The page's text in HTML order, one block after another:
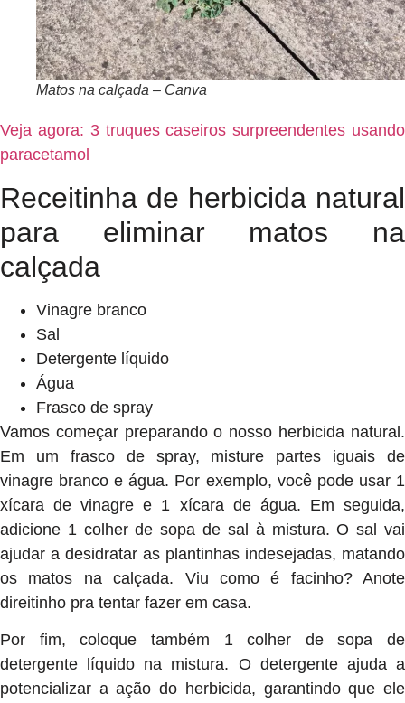
Matos na calçada – Canva
Veja agora: 3 truques caseiros surpreendentes usando
paracetamol
Receitinha de herbicida natural
para eliminar matos na
calçada
Vinagre branco
Sal
Detergente líquido
Água
Frasco de spray
Vamos começar preparando o nosso herbicida natural.
Em um frasco de spray, misture partes iguais de
vinagre branco e água. Por exemplo, você pode usar 1
xícara de vinagre e 1 xícara de água. Em seguida,
adicione 1 colher de sopa de sal à mistura. O sal vai
ajudar a desidratar as plantinhas indesejadas, matando
os matos na calçada. Viu como é facinho? Anote
direitinho pra tentar fazer em casa.
Por fim, coloque também 1 colher de sopa de
detergente líquido na mistura. O detergente ajuda a
potencializar a ação do herbicida, garantindo que ele